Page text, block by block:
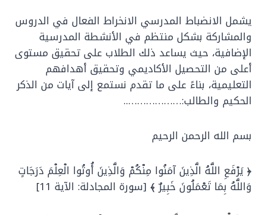
يشمل الانضباط المدرسي الانخراط الفعال في الدروس
والمشاركة بشكل منتظم في الأنشطة المدرسية
الإضافية، حيث يساعد ذلك الطلاب على تحقيق مستوى
أعلى من التحصيل الأكاديمي وتحقيق أهدافهم
التعليمية، بناءً على ما تقدم نستمع إلى آيات من الذكر
الحكيم والطالب:………………..
بسم الله الرحمن الرحيم
﴿ يَرْفَعِ اللَّهُ الَّذِينَ آمَنُوا مِنْكُمْ وَالَّذِينَ أُوتُوا الْعِلْمَ دَرَجَاتٍ
وَاللَّهُ بِمَا تَعْمَلُونَ خَبِيرٌ ﴾ [سورة المجادلة: الآية 11]